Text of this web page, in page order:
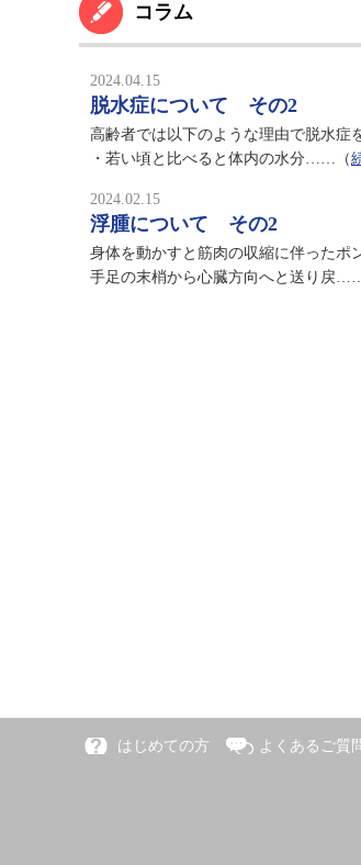
コラム
2024.04.15
脱水症について その2
高齢者では以下のような理由で脱水症
・若い頃と比べると体内の水分……（
2024.02.15
浮腫について その2
身体を動かすと筋肉の収縮に伴ったポ
手足の末梢から心臓方向へと送り戻
はじめての方 よくあるご質